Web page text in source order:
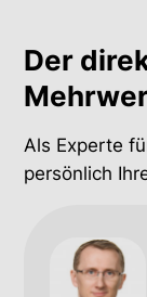
Der
Als Experte
persönlich